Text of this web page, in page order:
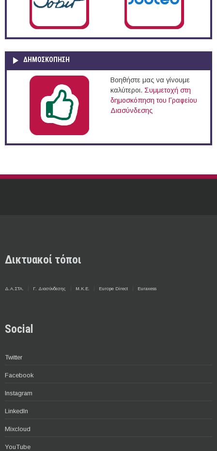
ΔΗΜΟΣΚΌΠΗΣΗ
Βοηθήστε μας να γίνουμε
καλύτεροι. Συμμετοχή στη
δημοσκόπηση του Γραφείου
Διασύνδεσης
Δικτυακοί τόποι
Δ.Α.ΣΤΑ. Γ. Διασύνδεσης Μ.Κ.Ε. Europe Direct Euraxess
Social
Twitter
Facebook
Instagram
LinkedIn
Mixcloud
YouTube